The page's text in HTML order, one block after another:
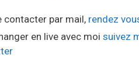
contacter par mail, rendez
en live avec moi suivez